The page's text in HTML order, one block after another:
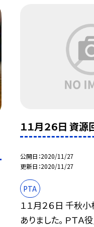
１１月２６日 資源
公開日 2020/11/27
更新日 2020/11/27
PTA
１１月２６日 千秋
ありました。 ＰＴＡ